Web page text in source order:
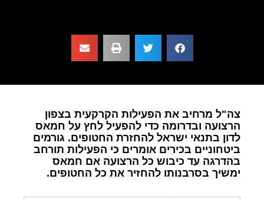
צה"ל מרחיב את הפעילות הקרקעית בצפון
הרצועה ובדרומה כדי להפעיל לחץ על חמאס
לדון בתנאי ישראל להחזרת החטופים. גורמים
ביטחוניים בכירים אומרים כי הפעילות תורחב
בהדרגה עד כיבוש כל הרצועה אם חמאס
ימשיך בסרבנותו להחזיר את כל החטופים.